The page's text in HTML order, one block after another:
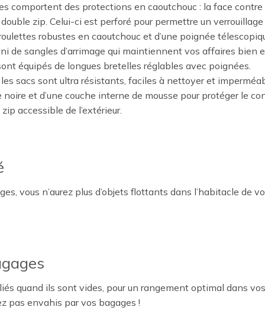
comportent des protections en caoutchouc : la face
zip. Celui-ci est perforé pour permettre un
robustes en caoutchouc et d’une poignée
de sangles d’arrimage qui maintiennent vos affaires bien
équipés de longues bretelles réglables avec poignées.
sacs sont ultra résistants, faciles à nettoyer et
noire et d’une couche interne de mousse pour protéger le
accessible de l’extérieur.
vous n’aurez plus d’objets flottants dans l’habitacle de
quand ils sont vides, pour un rangement optimal dans
pas envahis par vos bagages !